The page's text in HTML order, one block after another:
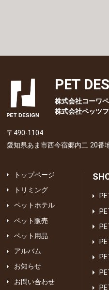
PET
株式会社コーワ
株式会社ペッツ
〒490-1104
愛知県あま市西今宿郷内二 20番
トップページ
トリミング
ペットホテル
ペット販売
ペット用品
アルバム
お知らせ
お問い合わせ